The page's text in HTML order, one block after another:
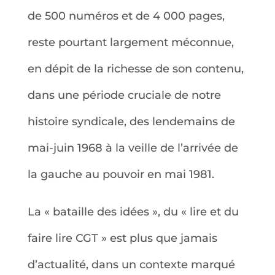
de 500 numéros et de 4 000 pages,
reste pourtant largement méconnue,
en dépit de la richesse de son contenu,
dans une période cruciale de notre
histoire syndicale, des lendemains de
mai-juin 1968 à la veille de l’arrivée de
la gauche au pouvoir en mai 1981.
La « bataille des idées », du « lire et du
faire lire CGT » est plus que jamais
d’actualité, dans un contexte marqué